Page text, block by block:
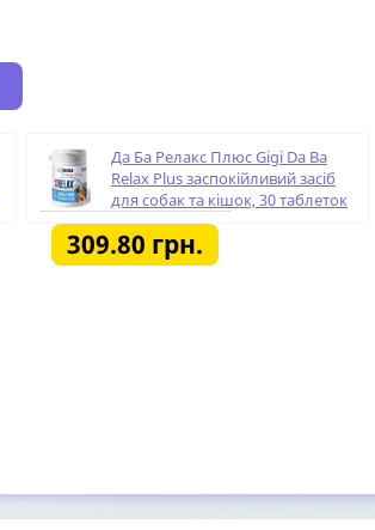
Да Ба Релакс Плюс Gigi Da Ba
Relax Plus заспокійливий засіб
для собак та кішок, 30 таблеток
309.80 грн.